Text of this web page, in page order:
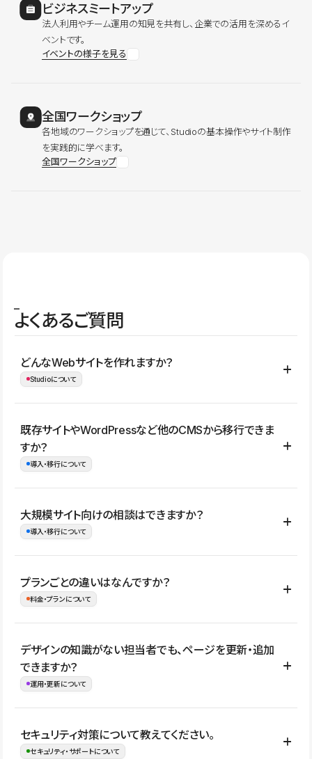
ビジネスミートアップ
法人利用やチーム運用の知見を共有し、企業での活用を深めるイ
ベントです。
イベントの様子を見る
全国ワークショップ
各地域のワークショップを通じて、Studioの基本操作やサイト制作
を実践的に学べます。
全国ワークショップ
よくあるご質問
どんなWebサイトを作れますか？
Studioについて
コーポレートサイト、サービスサイト、LP、採用サイト、ブロ
グ・メディア、イベントサイト、店舗・商品紹介サイト、ポートフ
ォリオなど幅広く制作できます。
既存サイトやWordPressなど他のCMSから移行できま
すか？
導入・移行について
はい。既存サイトの構成やコンテンツ、URLを整理したうえで、
Studio上に再構築する形で移行できます。 WordPressの場合は、
イト全体のデザインや設定がそのまま移行されるわけではないた
め、移行後にページ構成やデザイン、CMS設計、URL・リダイレク
大規模サイト向けの相談はできますか？
導入・移行について
はい。アクセス規模が大きいサイトや、複数部門での運用、権限管
理、セキュリティ確認、既存システムとの連携など、個別の要件が
ない段階でも、お問い合わせください。
お問合せはこちら
プランごとの違いはなんですか？
料金・プランについて
公開ページ数、バージョン履歴の期間、CMS利用数の上限、権限
管理の有無などがプランごとに異なります。詳しくは料金プランペ
ージをご覧ください。
デザインの知識がない担当者でも、ページを更新・追加
できますか？
運用・更新について
はい。CMSやコンポーネントを活用して更新範囲を設計しておく
ことで、デザインを崩しにくい状態で運用できます。 さらにコン
セキュリティ対策について教えてください。
セキュリティ・サポートについて